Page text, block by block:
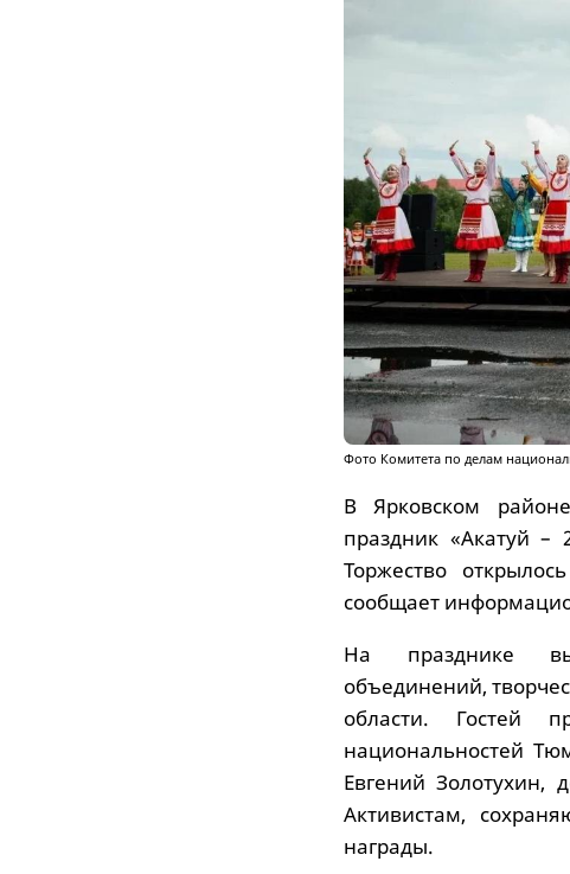
Фото Комитета по делам
В Ярковском
праздник «Акатуй –
Торжество
сообщает
На празднике
объединений,
области. Гостей
национальностей
Евгений Золотухин,
Активистам,
награды.